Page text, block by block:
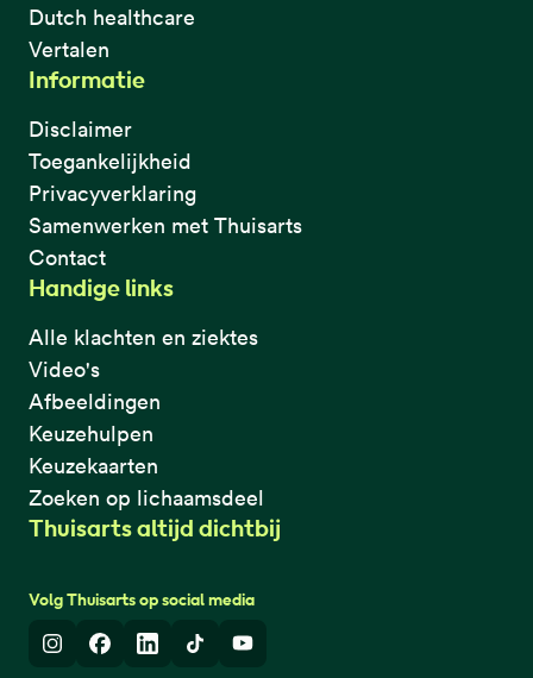
Dutch healthcare
Vertalen
Informatie
Disclaimer
Toegankelijkheid
Privacyverklaring
Samenwerken met Thuisarts
Contact
Handige links
Alle klachten en ziektes
Video's
Afbeeldingen
Keuzehulpen
Keuzekaarten
Zoeken op lichaamsdeel
Thuisarts altijd dichtbij
Volg Thuisarts op social media
InstagramFacebook
LinkedInTikTokYoutube